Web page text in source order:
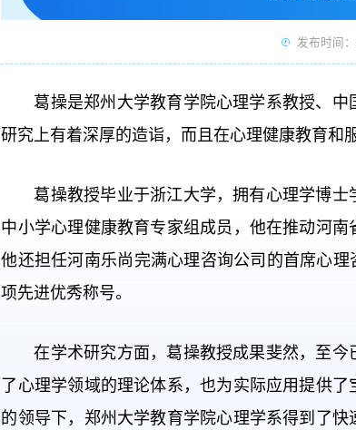
发布时间
葛操是郑州大学教育学院心理学系教授、
研究上有着深厚的造诣，而且在心理健康教育和
葛操教授毕业于浙江大学，拥有心理学博
中小学心理健康教育专家组成员，他在推动河
他还担任河南乐尚完满心理咨询公司的首席心
项先进优秀称号。
在学术研究方面，葛操教授成果斐然，至
了心理学领域的理论体系，也为实际应用提供
的领导下，郑州大学教育学院心理学系得到了